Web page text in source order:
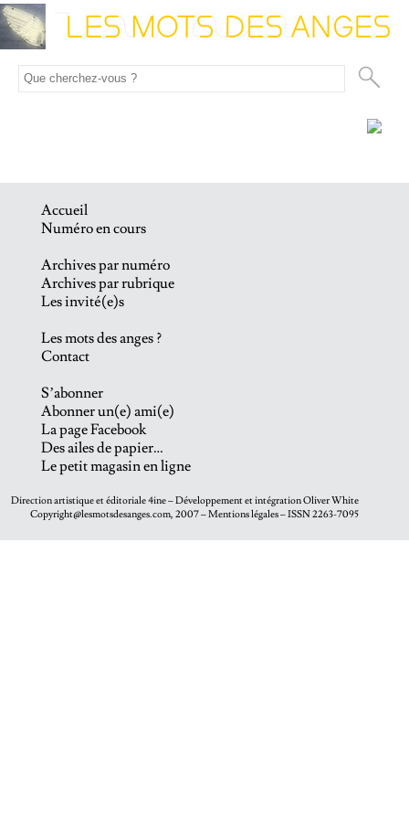
Accueil
Numéro en cours
Archives par numéro
Archives par rubrique
Les invité(e)s
Les mots des anges ?
Contact
S’abonner
Abonner un(e) ami(e)
La page Facebook
Des ailes de papier…
Le petit magasin en ligne
Direction artistique et éditoriale4ine– Développement et intégrationOliver White
Copyright@lesmotsdesanges.com, 2007 – Mentions légales – ISSN 2263-7095